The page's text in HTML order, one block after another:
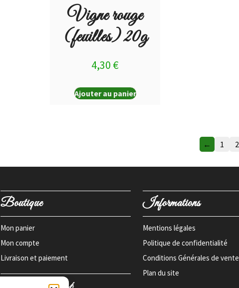
Vigne rouge
(feuilles) 20g
4,30 €
Ajouter au panier
← 1 2
Boutique
Mon panier
Mon compte
Livraison et paiement
Informations
Mentions légales
Politique de confidentialité
Conditions Générales de vente
Plan du site